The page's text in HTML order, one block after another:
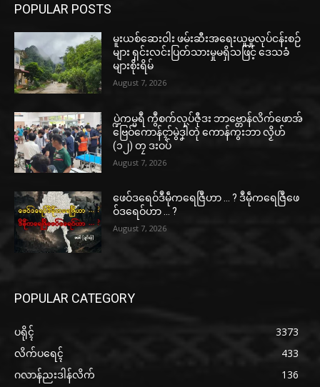
POPULAR POSTS
မူးယစ်ဆေးဝါး ဖမ်းဆီးအရေးယူမှုလုပ်ငန်းစဉ်
များ ရှင်းလင်းပြတ်သားမှုမရှိသဖြင့် ဒေသခံ
များစိုးရိမ်
August 7, 2026
ပ္ဍဲကမ္မရဳ ကွဳစက်လုပ်ဇီုဒး ဘာဗ္တောန်လိက်ဖောအ်
ဗြေဝ်ကောန်ၚာ်မွဲဒၞါဲတုဲ ကောန်ကွးဘာ လၟိဟ်
(၁၂) တၠ ဒးဝပ်
August 7, 2026
ဖေဝ်ဒရေဝ်ဒဳမဵုကရေဇြဳဟာ … ? ဒဳမဵုကရေဇြဳဖေ
ဝ်ဒရေဝ်ဟာ … ?
August 7, 2026
POPULAR CATEGORY
ပရိုၚ်
3373
လိက်ပရေၚ်
433
ဂလာန်ညးဒါန်လိက်
136